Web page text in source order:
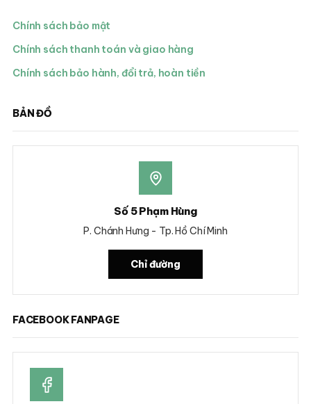
Chính sách bảo mật
Chính sách thanh toán và giao hàng
Chính sách bảo hành, đổi trả, hoàn tiền
BẢN ĐỒ
Số 5 Phạm Hùng
P. Chánh Hưng - Tp. Hồ Chí Minh
Chỉ đường
FACEBOOK FANPAGE